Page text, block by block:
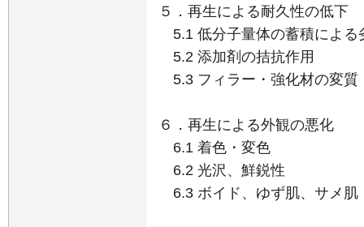
５．再生による耐久性の低下
5.1 低分子量体の蓄積による
5.2 添加剤の拮抗作用
5.3 フィラー・強化材の変質
６．再生による外観の悪化
6.1 着色・変色
6.2 光沢、鮮鋭性
6.3 ボイド、ゆず肌、サメ肌